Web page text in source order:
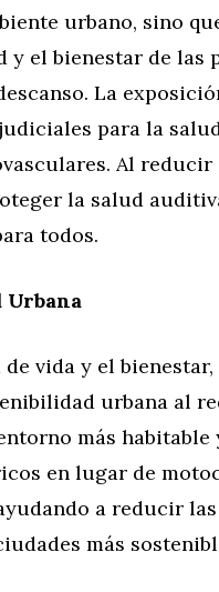
urbano, sino
el bienestar de las
La
para la
Al
la salud
todos.
vida y el
urbana al
más habitable
en lugar de
a reducir
más